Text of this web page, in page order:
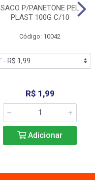
SACO P/PANETONE PEL
PLAST 100G C/10
Código: 10042
R$ 1,99
Adicionar